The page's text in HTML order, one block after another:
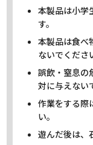
本製品は小学
す。
本製品は食べ
ないでくださ
誤飲・窒息の
対に与えない
作業をする際
い。
遊んだ後は、